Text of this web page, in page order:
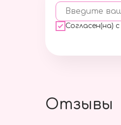
Введите
Согласен(на) с
Отзывы